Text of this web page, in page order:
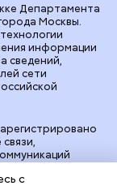
газеты
Департамента
Москвы.
информации
сведений,
сети
с